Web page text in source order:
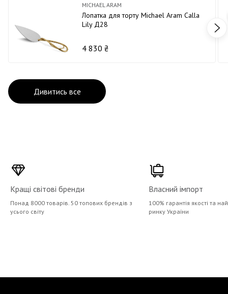
MICHAEL ARAM
Лопатка для торту Michael Aram Calla
Lily Д28
4 830 ₴
Дивитись все
Кращі світові бренди
Понад 8000 товарів. 50 топових брендів з
усього світу
Власний імпорт
100% гарантія якості та
ринку України